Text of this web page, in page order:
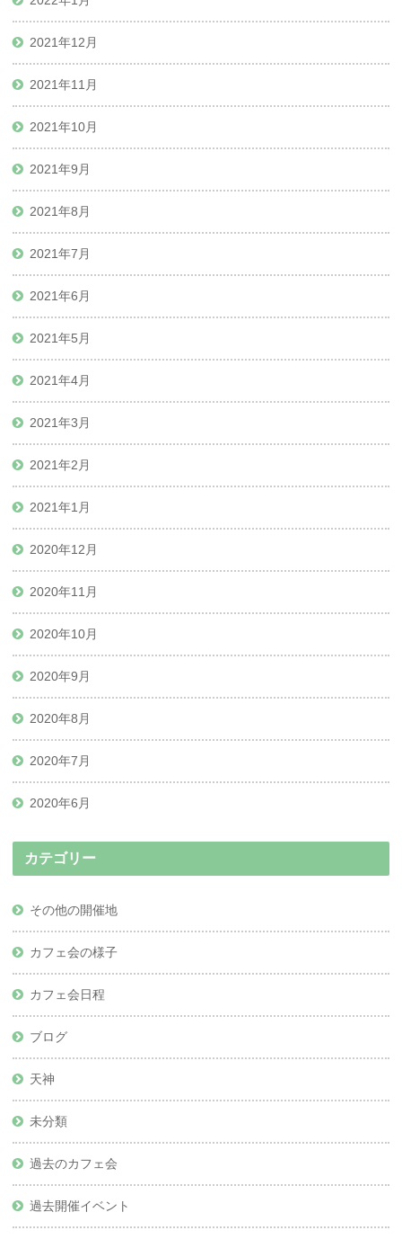
2021年12月
2021年11月
2021年10月
2021年9月
2021年8月
2021年7月
2021年6月
2021年5月
2021年4月
2021年3月
2021年2月
2021年1月
2020年12月
2020年11月
2020年10月
2020年9月
2020年8月
2020年7月
2020年6月
カテゴリー
その他の開催地
カフェ会の様子
カフェ会日程
ブログ
天神
未分類
過去のカフェ会
過去開催イベント